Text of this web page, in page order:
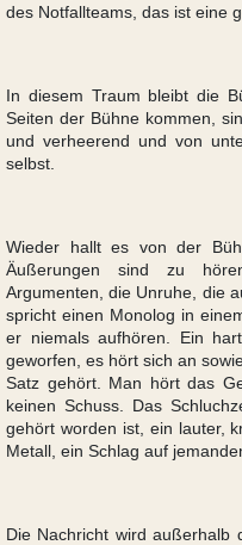
des Notfallteams, das ist eine
In diesem Traum bleibt die
Seiten der Bühne kommen,
und verheerend und von
selbst.
Wieder hallt es von der
Äußerungen sind zu
Argumenten, die Unruhe, die
spricht einen Monolog in
er niemals aufhören. Ein
geworfen, es hört sich an
Satz gehört. Man hört das
keinen Schuss. Das
gehört worden ist, ein lauter,
Metall, ein Schlag auf
Die Nachricht wird außerhalb